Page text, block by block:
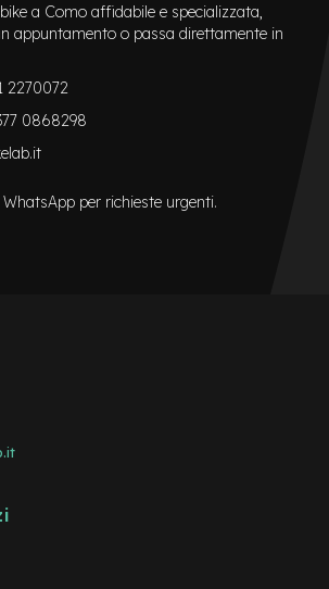
a Como affidabile e specializzata,
appuntamento o passa direttamente in
2270072
0868298
per richieste urgenti.